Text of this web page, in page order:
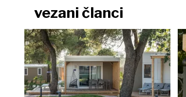
vezani članci